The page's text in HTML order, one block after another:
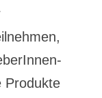
Produkte